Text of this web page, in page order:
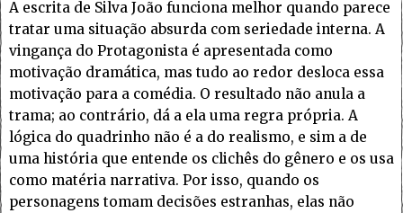
A escrita de Silva João funciona melhor quando parece
tratar uma situação absurda com seriedade interna. A
vingança do Protagonista é apresentada como
motivação dramática, mas tudo ao redor desloca essa
motivação para a comédia. O resultado não anula a
trama; ao contrário, dá a ela uma regra própria. A
lógica do quadrinho não é a do realismo, e sim a de
uma história que entende os clichês do gênero e os usa
como matéria narrativa. Por isso, quando os
personagens tomam decisões estranhas, elas não